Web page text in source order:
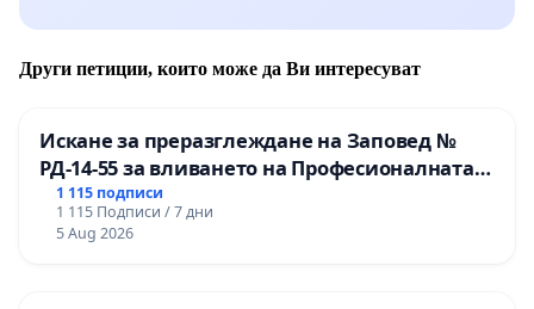
Други петиции, които може да Ви интересуват
Искане за преразглеждане на Заповед №
РД-14-55 за вливането на Професионалната
гимназия по промишлени технологии в
Професионалната гимназия по икономика и
мениджмънт – гр. Пазарджик
1 115 подписи
1 115 Подписи / 7 дни
5 Aug 2026